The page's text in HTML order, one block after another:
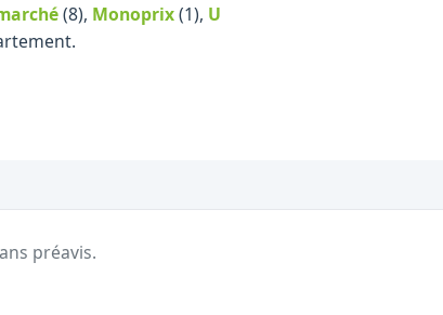
(8), Monoprix(1), U
préavis.